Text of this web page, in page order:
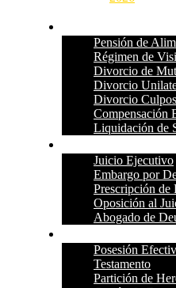
Pensión de
Régimen de
Divorcio de
Divorcio
Divorcio
Compensación
Liquidación de
Juicio Ejecutivo
Embargo por
Prescripción de
Oposición al
Abogado de
Posesión
Testamento
Partición de